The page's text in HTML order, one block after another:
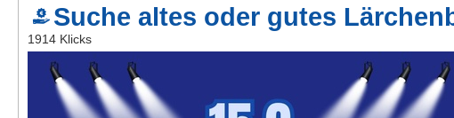
Kontakt
AGB, Nutzungsbedingungen
Impressum
Suche altes oder gutes
1914 Klicks